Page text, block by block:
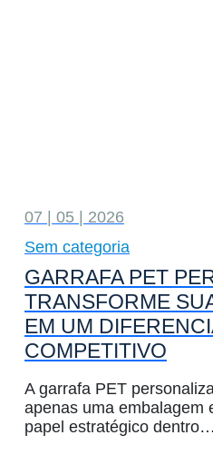
07 | 05 | 2026
Sem categoria
GARRAFA PET
TRANSFORME
EM UM
COMPETITIVO
A garrafa PET
apenas uma embalagem
papel estratégico dentro…